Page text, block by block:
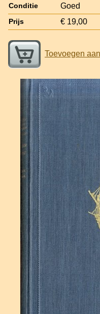
Conditie Goed
Prijs € 19,00
Toevoegen